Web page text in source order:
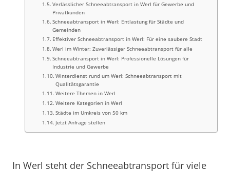
Verlässlicher Schneeabtransport in Werl für Gewerbe und
Privatkunden
Schneeabtransport in Werl: Entlastung für Städte und
Gemeinden
Effektiver Schneeabtransport in Werl: Für eine saubere Stadt
Werl im Winter: Zuverlässiger Schneeabtransport für alle
Schneeabtransport in Werl: Professionelle Lösungen für
Industrie und Gewerbe
Winterdienst rund um Werl: Schneeabtransport mit
Qualitätsgarantie
Weitere Themen in Werl
Weitere Kategorien in Werl
Städte im Umkreis von 50 km
Jetzt Anfrage stellen
In Werl steht der Schneeabtransport für viele